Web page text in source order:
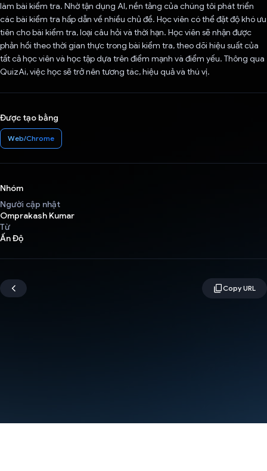
làm bài kiểm tra. Nhờ tận dụng AI, nền tảng của chúng tôi phát triển
các bài kiểm tra hấp dẫn về nhiều chủ đề. Học viên có thể đặt độ khó ưu
tiên cho bài kiểm tra, loại câu hỏi và thời hạn. Học viên sẽ nhận được
phản hồi theo thời gian thực trong bài kiểm tra, theo dõi hiệu suất của
tất cả học viên và học tập dựa trên điểm mạnh và điểm yếu. Thông qua
QuizAi, việc học sẽ trở nên tương tác, hiệu quả và thú vị.
Được tạo bằng
Web/Chrome
Nhóm
Người cập nhật
Omprakash Kumar
Từ
Ấn Độ